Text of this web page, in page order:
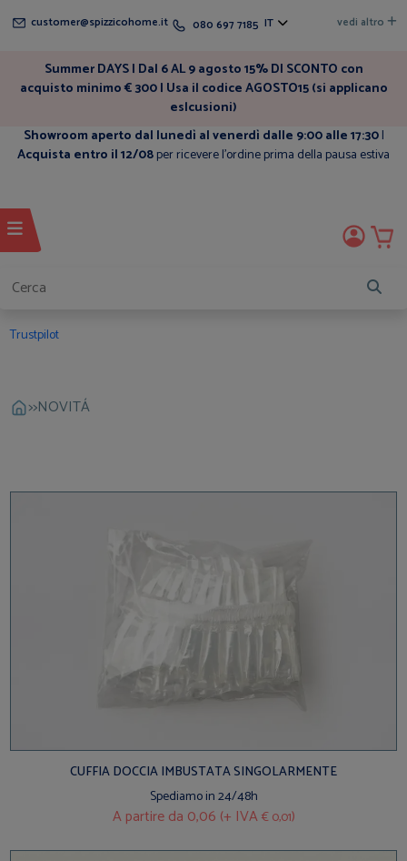
customer@spizzicohome.it 080 697 7185 IT vedi altro
Summer DAYS | Dal 6 AL 9 agosto 15% DI SCONTO con
acquisto minimo € 300 | Usa il codice AGOSTO15 (si applicano
eslcusioni)
Showroom aperto dal lunedì al venerdì dalle 9:00 alle 17:30|
Acquista entro il 12/08per ricevere l'ordine prima della pausa estiva
Trustpilot
>>NOVITÁ
CUFFIA DOCCIA IMBUSTATA SINGOLARMENTE
Spediamo in 24/48h
A partire da 0,06 (+ IVA€ 0,01)